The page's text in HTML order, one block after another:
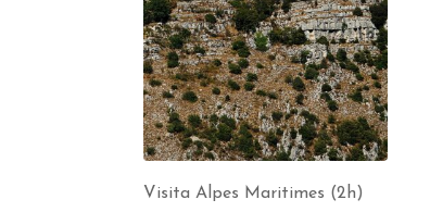
Visita Alpes Maritimes (2h)